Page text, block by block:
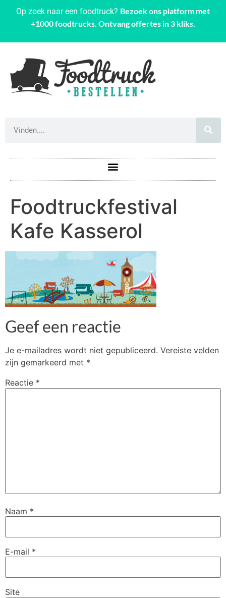
Op zoek naar een foodtruck? Bezoek ons platform met
+1000 foodtrucks. Ontvang offertes in 3 kliks.
Foodtruckfestival
Kafe Kasserol
Geef een reactie
Je e-mailadres wordt niet gepubliceerd. Vereiste velden
zijn gemarkeerd met *
Reactie *
Naam *
E-mail *
Site